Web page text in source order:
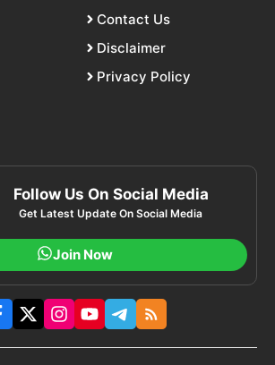
Contact Us
Disclaimer
Privacy Policy
Follow Us On Social Media
Get Latest Update On Social Media
Join Now